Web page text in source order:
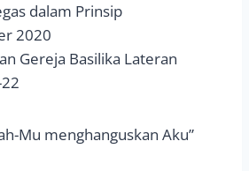
dalam Prinsip
2020
Gereja Basilika Lateran
Mu menghanguskan Aku”